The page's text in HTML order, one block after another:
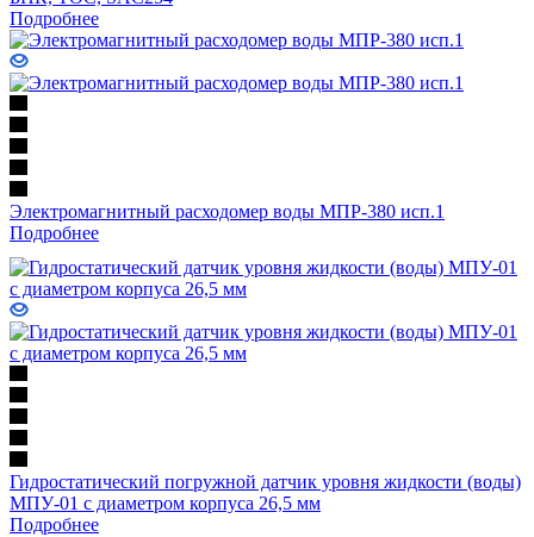
Подробнее
Электромагнитный расходомер воды МПР-380 исп.1
Подробнее
Гидростатический погружной датчик уровня жидкости (воды)
МПУ-01 с диаметром корпуса 26,5 мм
Подробнее